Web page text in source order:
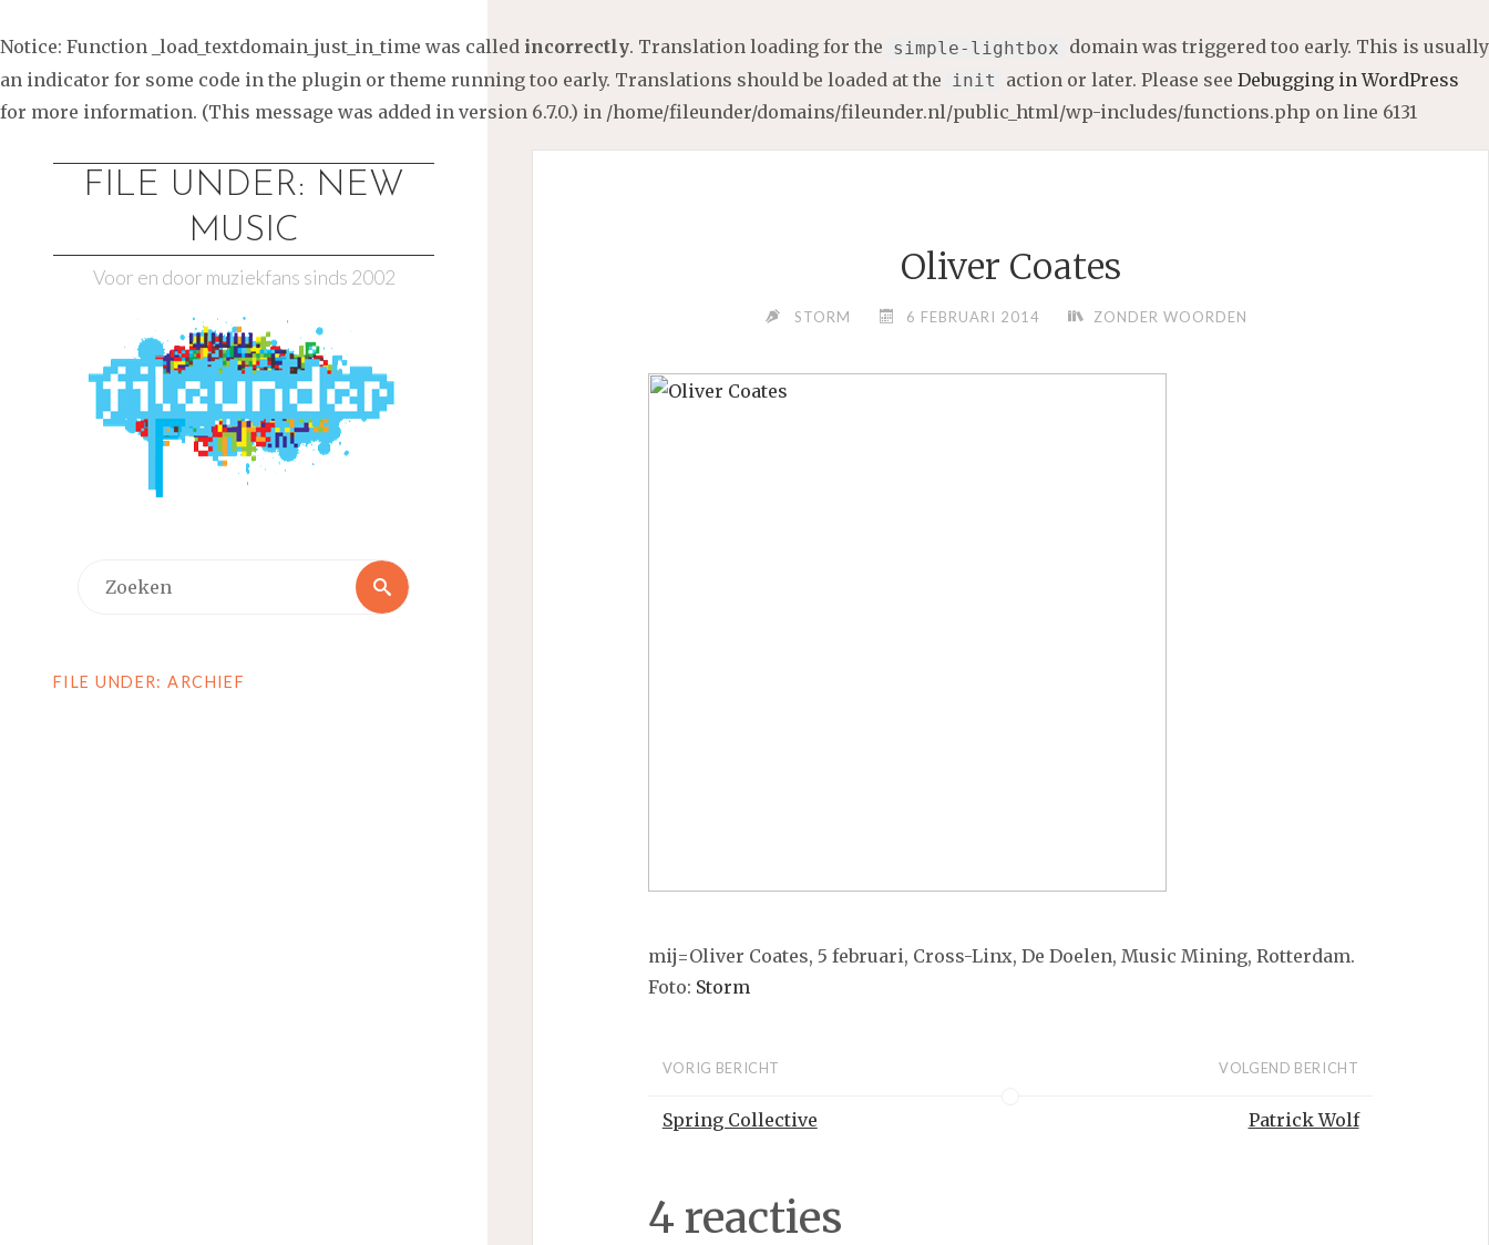
Notice: Function _load_textdomain_just_in_time was called incorrectly. Translation loading for the simple-lightbox domain was triggered too early. This is usually
an indicator for some code in the plugin or theme running too early. Translations should be loaded at the init action or later. Please see Debugging in WordPress
for more information. (This message was added in version 6.7.0.) in /home/fileunder/domains/fileunder.nl/public_html/wp-includes/functions.php on line 6131
FILE UNDER: NEW
MUSIC
Voor en door muziekfans sinds 2002
Zoeken
FILE UNDER: ARCHIEF
Oliver Coates
STORM 6 FEBRUARI 2014 ZONDER WOORDEN
mij=Oliver Coates, 5 februari, Cross-Linx, De Doelen, Music Mining, Rotterdam.
Foto: Storm
VORIG BERICHT
Spring Collective
VOLGEND BERICHT
Patrick Wolf
4 reacties